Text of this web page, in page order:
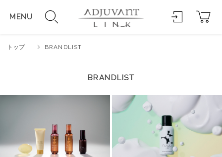
MENU
トップ BRANDLIST
BRANDLIST